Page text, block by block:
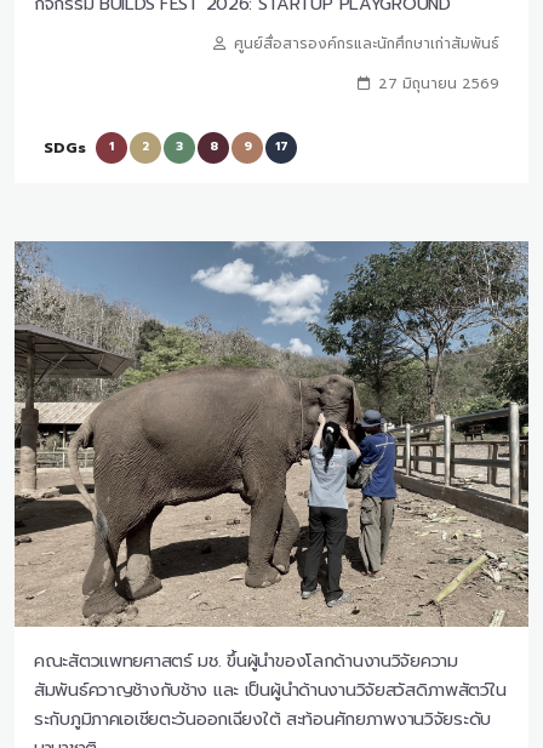
ศูนย์สื่อสารองค์กรและนักศึกษาเก่าสัมพันธ์
27 มิถุนายน 2569
SDGs 1 2 3 8 9 17
คณะสัตวแพทยศาสตร์ มช. ขึ้นผู้นำของโลกด้านงานวิจัยความ
สัมพันธ์ควาญช้างกับช้าง และ เป็นผู้นำด้านงานวิจัยสวัสดิภาพสัตว์ใน
ระกับภูมิภาคเอเชียตะวันออกเฉียงใต้ สะท้อนศักยภาพงานวิจัยระดับ